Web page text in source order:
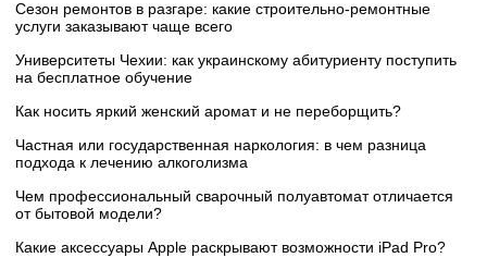
Сезон ремонтов в разгаре: какие строительно-ремонтные
услуги заказывают чаще всего
Университеты Чехии: как украинскому абитуриенту поступить
на бесплатное обучение
Как носить яркий женский аромат и не переборщить?
Частная или государственная наркология: в чем разница
подхода к лечению алкоголизма
Чем профессиональный сварочный полуавтомат отличается
от бытовой модели?
Какие аксессуары Apple раскрывают возможности iPad Pro?